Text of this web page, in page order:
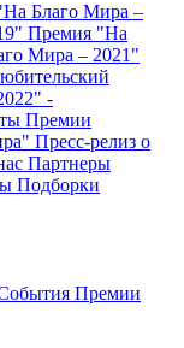
Благо Мира –
Премия "На
Мира – 2021"
-
Премии
Пресс-релиз о
Партнеры
Подборки
Премии